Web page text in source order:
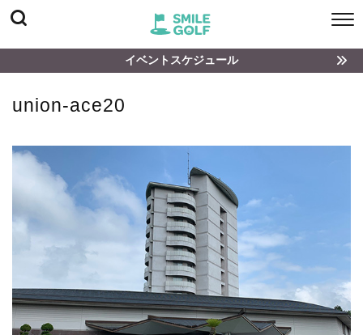
イベントスケジュール
union-ace20